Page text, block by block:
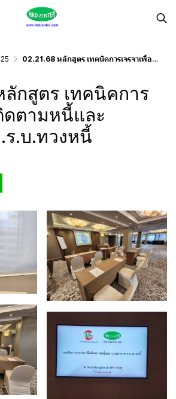
02.21.68 หลักสูตร เทคนิคการเจรจาเพื่อติดตามหนี้และกฎหมาย พ.ร.บ.ทวงหนี้
ลักสูตร เทคนิคการ
ดตามหนี้และ
.บ.ทวงหนี้